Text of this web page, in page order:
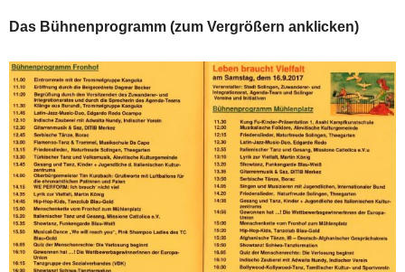
Das Bühnenprogramm (zum Vergrößern anklicken)